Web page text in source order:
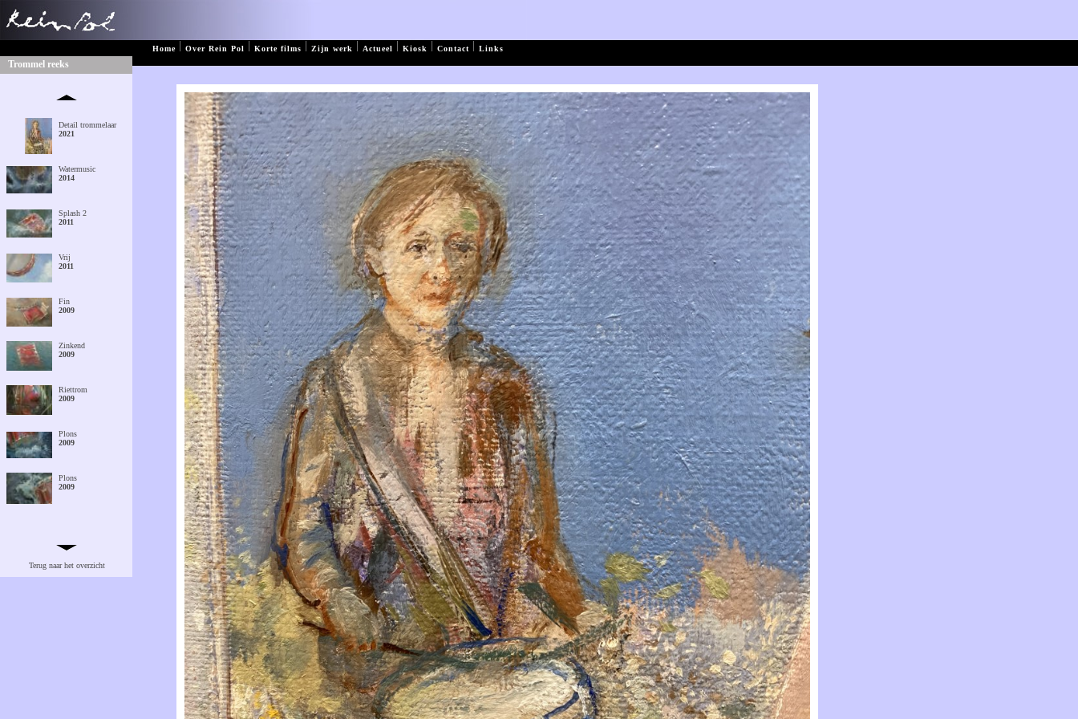
Trommel reeks
Detail trommelaar
2021
Watermusic
2014
Splash 2
2011
Vrij
2011
Fin
2009
Zinkend
2009
Riettrom
2009
Plons
2009
Plons
2009
Terug naar het overzicht
Home Over Rein Pol Korte films Zijn werk Actueel Kiosk Contact Links